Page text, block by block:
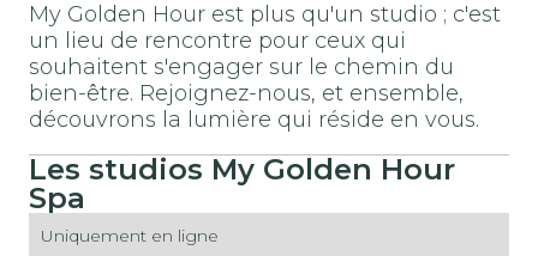
My Golden Hour est plus qu'un studio ; c'est
un lieu de rencontre pour ceux qui
souhaitent s'engager sur le chemin du
bien-être. Rejoignez-nous, et ensemble,
découvrons la lumière qui réside en vous.
Les studios My Golden Hour
Spa
Uniquement en ligne